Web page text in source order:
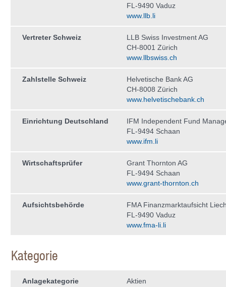
FL-9490 Vaduz
www.llb.li
Vertreter Schweiz
LLB Swiss Investment AG
CH-8001 Zürich
www.llbswiss.ch
Zahlstelle Schweiz
Helvetische Bank AG
CH-8008 Zürich
www.helvetischebank.ch
Einrichtung Deutschland
IFM Independent Fund
FL-9494 Schaan
www.ifm.li
Wirtschaftsprüfer
Grant Thornton AG
FL-9494 Schaan
www.grant-thornton.ch
Aufsichtsbehörde
FMA Finanzmarktaufsicht
FL-9490 Vaduz
www.fma-li.li
Kategorie
Anlagekategorie Aktien